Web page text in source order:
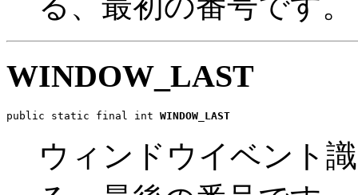
WINDOW_LAST
public static final int WINDOW_LAST
ウィンドウイベント